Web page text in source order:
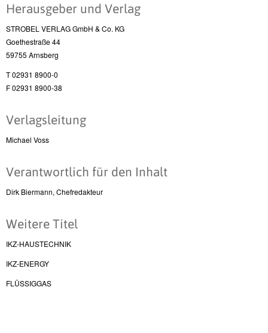
Herausgeber und Verlag
STROBEL VERLAG GmbH & Co. KG
Goethestraße 44
59755 Arnsberg
T 02931 8900-0
F 02931 8900-38
Verlagsleitung
Michael Voss
Verantwortlich für den Inhalt
Dirk Biermann, Chefredakteur
Weitere Titel
IKZ-HAUSTECHNIK
IKZ-ENERGY
FLÜSSIGGAS